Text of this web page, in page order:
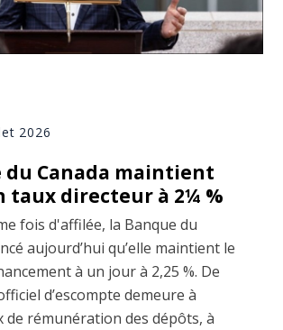
2026
du Canada maintient
taux directeur à 2¼ %
fois d'affilée, la Banque du
aujourd’hui qu’elle maintient le
à un jour à 2,25 %. De
d’escompte demeure à
de rémunération des dépôts, à